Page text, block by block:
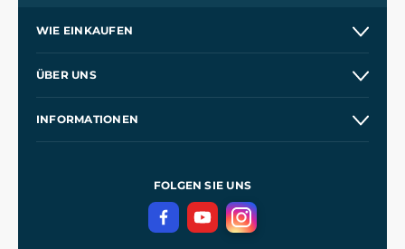
WIE EINKAUFEN
Kontakt
ÜBER UNS
INFORMATIONEN
DatenschutzerklärungFOLGEN SIE UNS